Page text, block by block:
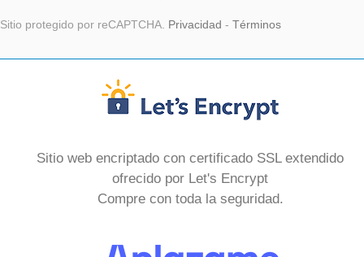
Sitio protegido por reCAPTCHA. Privacidad - Términos
Sitio web encriptado con certificado SSL extendido
ofrecido por Let's Encrypt
Compre con toda la seguridad.